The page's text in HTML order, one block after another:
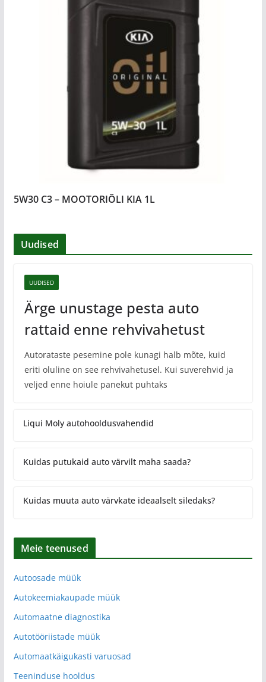
5W30 C3 – MOOTORIÕLI KIA 1L
Uudised
UUDISED
Ärge unustage pesta auto
rattaid enne rehvivahetust
Autorataste pesemine pole kunagi halb mõte, kuid
eriti oluline on see rehvivahetusel. Kui suverehvid ja
veljed enne hoiule panekut puhtaks
Liqui Moly autohooldusvahendid
Kuidas putukaid auto värvilt maha saada?
Kuidas muuta auto värvkate ideaalselt siledaks?
Meie teenused
Autoosade müük
Autokeemiakaupade müük
Automaatne diagnostika
Autotööriistade müük
Automaatkäigukasti varuosad
Teeninduse hooldus